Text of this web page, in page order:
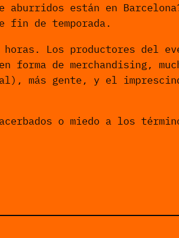
aburridos están en
fin de temporada.
horas. Los productores del
forma de merchandising,
más gente, y el
o miedo a los